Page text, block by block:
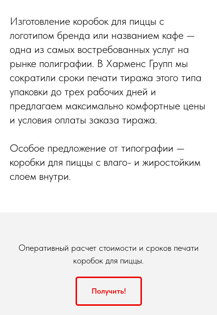
Изготовление коробок для пиццы с
логотипом бренда или названием кафе —
одна из самых востребованных услуг на
рынке полиграфии. В Харменс Групп мы
сократили сроки печати тиража этого типа
упаковки до трех рабочих дней и
предлагаем максимально комфортные цены
и условия оплаты заказа тиража.
Особое предложение от типографии —
коробки для пиццы с влаго- и жиростойким
слоем внутри.
Оперативный расчет стоимости и сроков печати
коробок для пиццы.
Получить!